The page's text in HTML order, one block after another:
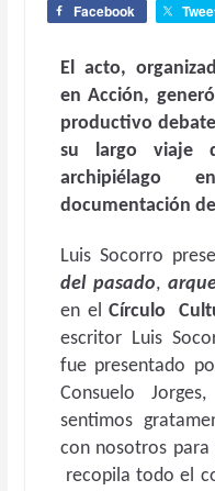
Facebook
El acto,
en Acción,
productivo
su largo viaje
archipiélago
documentación
Luis Socorro
del pasado,
en el Círculo
escritor Luis
fue presentado
Consuelo
sentimos
con nosotros
recopila todo el